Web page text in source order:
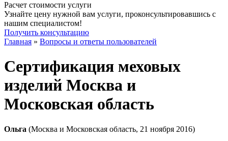
Расчет стоимости услуги
Узнайте цену нужной вам услуги, проконсультировавшись с
нашим специалистом!
Получить консультацию
Главная » Вопросы и ответы пользователей
Сертификация меховых
изделий Москва и
Московская область
Ольга (Москва и Московская область, 21 ноября 2016)